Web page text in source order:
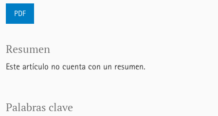
PDF
Palabras clave
Resumen
Este artículo no cuenta con un resumen.